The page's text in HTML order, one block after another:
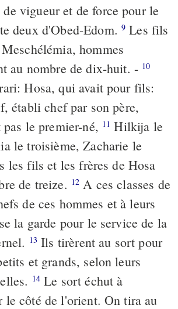
vigueur et de force pour le
deux d'Obed-Edom. 9 Les fils
hommes
au nombre de dix-huit. - 10
Hosa, qui avait pour fils:
établi chef par son père,
le premier-né, 11 Hilkija le
le troisième, Zacharie le
les fils et les frères de Hosa
de treize. 12 A ces classes de
de ces hommes et à leurs
la garde pour le service de la
13 Ils tirèrent au sort pour
et grands, selon leurs
14Le sort échut à
le côté de l'orient. On tira au